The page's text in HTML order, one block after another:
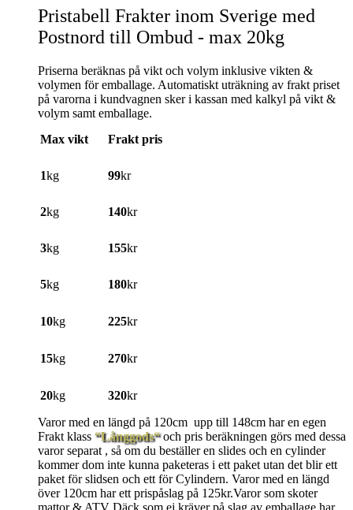
Pristabell Frakter inom Sverige med
Postnord till Ombud - max 20kg
Priserna beräknas på vikt och volym inklusive vikten &
volymen för emballage. Automatiskt uträkning av frakt priset
på varorna i kundvagnen sker i kassan med kalkyl på vikt &
volym samt emballage.
Max vikt
Frakt pris
1kg 99kr
2kg 140kr
3kg 155kr
5kg 180kr
10kg 225kr
15kg 270kr
20kg 320kr
Varor med en längd på 120cm upp till 148cm har en egen
Frakt klass “Långgods“och pris beräkningen görs med dessa
varor separat , så om du beställer en slides och en cylinder
kommer dom inte kunna paketeras i ett paket utan det blir ett
paket för slidsen och ett för Cylindern. Varor med en längd
över 120cm har ett prispåslag på 125kr.Varor som skoter